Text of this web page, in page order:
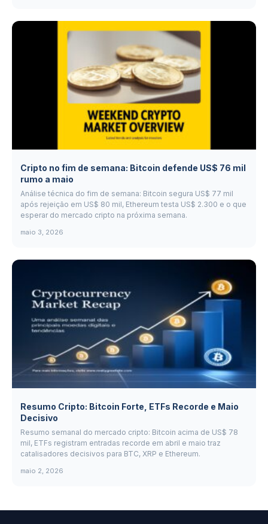
Cripto no fim de semana: Bitcoin defende US$ 76 mil
rumo a maio
Análise técnica do fim de semana: Bitcoin segura US$ 77 mil
após rejeição em US$ 80 mil, Ethereum testa US$ 2.300 e o que
esperar do mercado cripto na próxima semana.
maio 3, 2026
Resumo Cripto: Bitcoin Forte, ETFs Recorde e Maio
Decisivo
Resumo semanal do mercado cripto: Bitcoin acima de US$ 78
mil, ETFs registram entradas recorde em abril e maio traz
catalisadores decisivos para BTC, XRP e Ethereum.
maio 2, 2026